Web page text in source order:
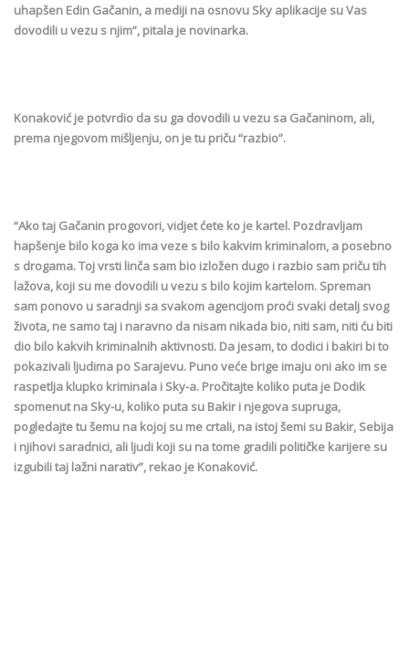
uhapšen Edin Gačanin, a mediji na osnovu Sky aplikacije su Vas
dovodili u vezu s njim”, pitala je novinarka.
Konaković je potvrdio da su ga dovodili u vezu sa Gačaninom, ali,
prema njegovom mišljenju, on je tu priču “razbio”.
“Ako taj Gačanin progovori, vidjet ćete ko je kartel. Pozdravljam
hapšenje bilo koga ko ima veze s bilo kakvim kriminalom, a posebno
s drogama. Toj vrsti linča sam bio izložen dugo i razbio sam priču tih
lažova, koji su me dovodili u vezu s bilo kojim kartelom. Spreman
sam ponovo u saradnji sa svakom agencijom proći svaki detalj svog
života, ne samo taj i naravno da nisam nikada bio, niti sam, niti ću biti
dio bilo kakvih kriminalnih aktivnosti. Da jesam, to dodici i bakiri bi to
pokazivali ljudima po Sarajevu. Puno veće brige imaju oni ako im se
raspetlja klupko kriminala i Sky-a. Pročitajte koliko puta je Dodik
spomenut na Sky-u, koliko puta su Bakir i njegova supruga,
pogledajte tu šemu na kojoj su me crtali, na istoj šemi su Bakir, Sebija
i njihovi saradnici, ali ljudi koji su na tome gradili političke karijere su
izgubili taj lažni narativ”, rekao je Konaković.